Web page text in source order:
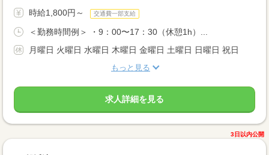
時給1,800円～ 交通費一部支給
＜勤務時間例＞ ・9：00〜17：30（休憩1h）...
月曜日 火曜日 水曜日 木曜日 金曜日 土曜日 日曜日 祝日
もっと見る
求人詳細を見る
3日以内公開